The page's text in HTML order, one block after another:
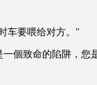
车要喂给对方。"
個致命的陷阱，您